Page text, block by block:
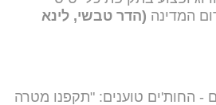
המדינה (הדר טבשי, לינא
- החות'ים טוענים: "תקפנו מטרה